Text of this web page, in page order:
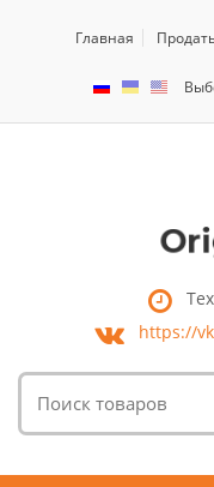
Главная
https://
товаров: